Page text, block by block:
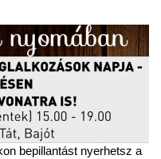
bepillantást nyerhetsz a